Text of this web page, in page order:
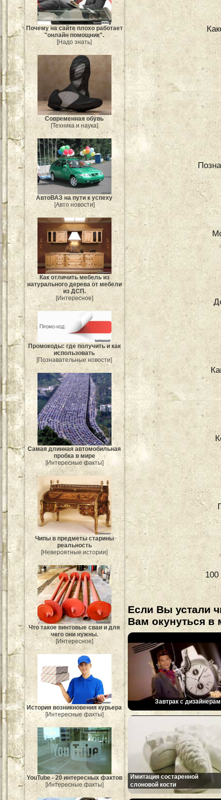
Почему на сайте плохо работает
"онлайн помощник".
[Надо знать]
Современная обувь
[Техника и наука]
АвтоВАЗ на пути к успеху
[Авто новости]
Как отличить мебель из
натурального дерева от мебели
из ДСП.
[Интересное]
Промокоды: где получить и как
использовать
[Познавательные новости]
Самая длинная автомобильная
пробка в мире
[Интересные факты]
Чипы в предметы старины
реальность
[Невероятные истории]
Что такое винтовые сваи и для
чего они нужны.
[Интересное]
История возникновения курьера
[Интересные факты]
YouTube - 20 интересных фактов
[Интересные факты]
Если Вы устали
Вам окунуться в
Завтрак с
Имитация состаренной
слоновой кости